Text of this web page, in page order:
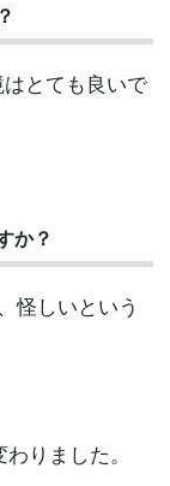
とても良いで
か？
怪しいという
りました。